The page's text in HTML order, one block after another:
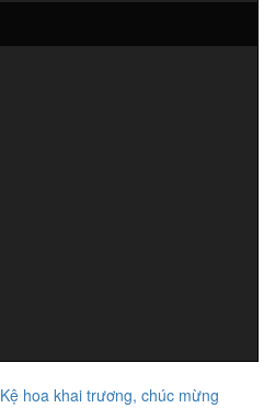
Kệ hoa khai trương, chúc mừng